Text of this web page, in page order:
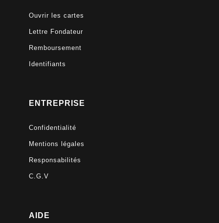
Ouvrir les cartes
Lettre Fondateur
Remboursement
Identifiants
ENTREPRISE
Confidentialité
Mentions légales
Responsabilités
C.G.V
AIDE